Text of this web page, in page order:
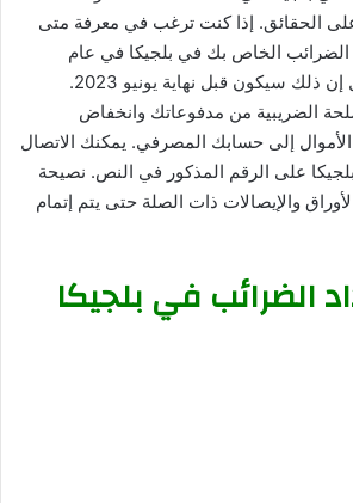
الحقائق. إذا كنت ترغب في معرفة متى
الخاص بك في بلجيكا في عام
2023، فإن النص يقول إن ذلك سيكون قبل نهاية يونيو 2023.
الضريبية من مدفوعاتك وانخفاض
إلى حسابك المصرفي. يمكنك الاتصال
على الرقم المذكور في النص. نصيحة
والإيصالات ذات الصلة حتى يتم إتمام
الضرائب في بلجيكا